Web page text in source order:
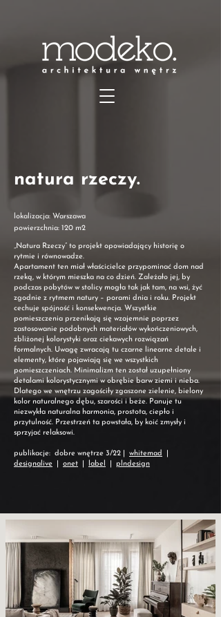
natura rzeczy.
lokalizacja: Warszawa
powierzchnia: 120 m2
„Natura Rzeczy” to projekt opowiadający historię o
rytmie i równowadze.
Apartament ten miał właścicielce przypominać dom nad
rzeką, w którym mieszka na co dzień. Zależało jej, by
podczas pobytów w stolicy mogła tak jak tam, na wsi, żyć
zgodnie z rytmem natury – porami dnia i roku. Projekt
cechuje spójność i konsekwencja. Wszystkie
pomieszczenia przenikają się wzajemnie poprzez
zastosowanie podobnych materiałów wykończeniowych,
zbliżonej kolorystyki oraz ciekawych rozwiązań
formalnych. Uwagę zwracają tu czarne linearne detale i
elementy, które pojawiają się we wszystkich
pomieszczeniach. Minimalizm ten został uzupełniony
detalami kolorystycznymi w obrębie barw ziemi i nieba.
Dlatego we wnętrzu zagościły zgaszone zielenie, bielony
kolor naturalnego dębu, szarości i beże. Panuje tu
niezwykła naturalna harmonia, prostota, ciepło i
przytulność. Przestrzeń ta powstała, by koić zmysły i
sprzyjać relaksowi.
publikacje: dobre wnętrze 3/22 | whitemad
designalive
onet label plndesign